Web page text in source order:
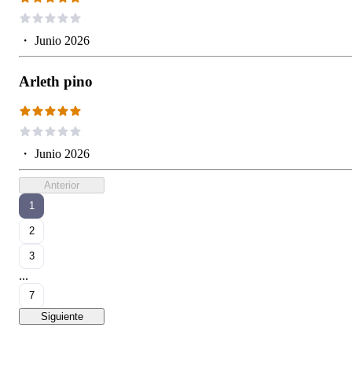
・ Junio 2026
Arleth pino
・ Junio 2026
Anterior
1
2
3
...
7
Siguiente